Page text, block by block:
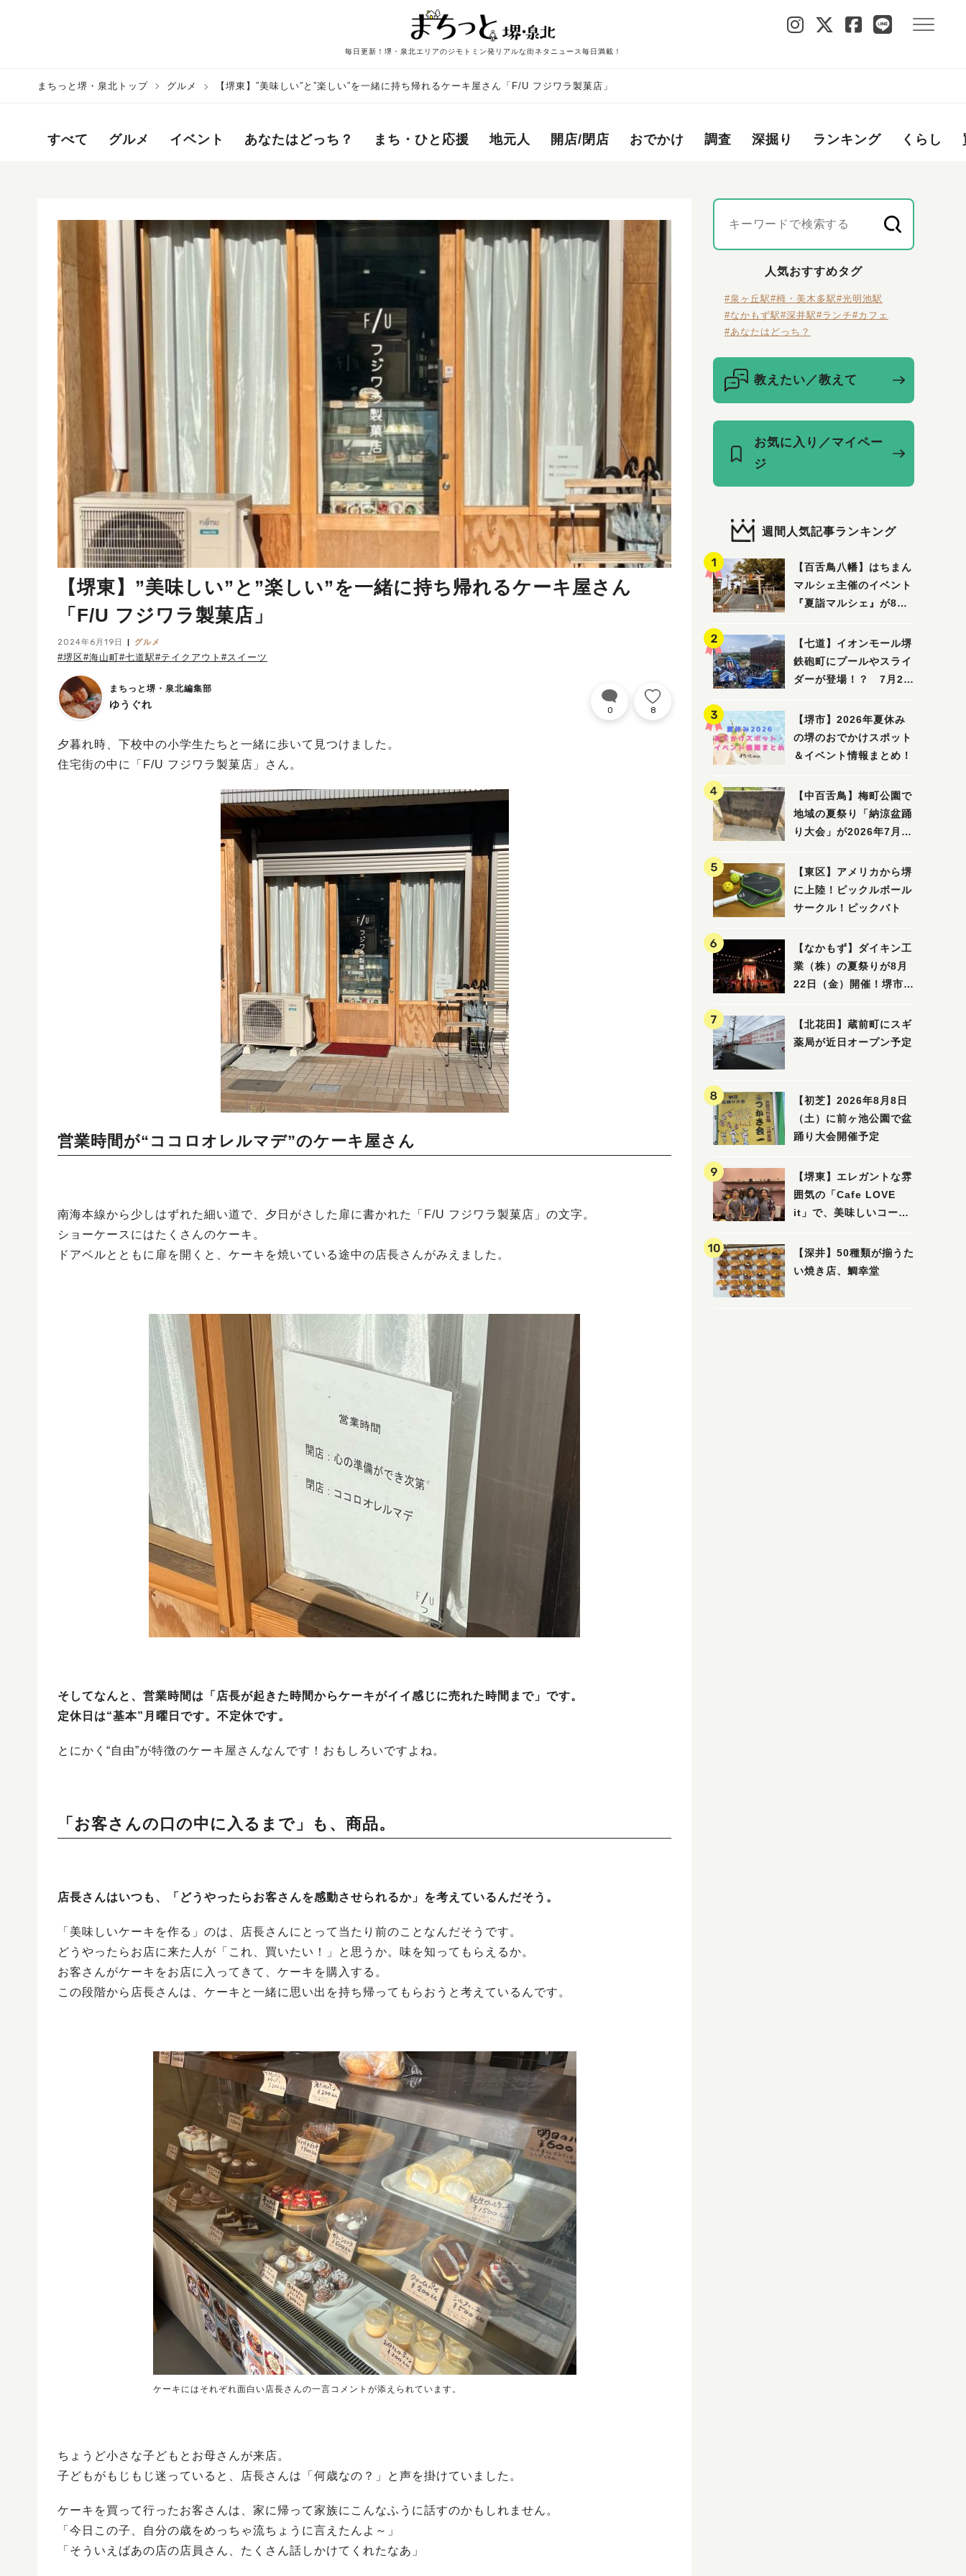
毎日更新！堺・泉北エリアのジモトミン発リアルな街ネタニュース毎日満載！
まちっと堺・泉北トップ グルメ 【堺東】”美味しい”と”楽しい”を一緒に持ち帰れるケーキ屋さん「F/U フジワラ製菓店」
すべて グルメ イベント あなたはどっち？ まち・ひと応援 地元人 開店/閉店 おでかけ 調査 深掘り ランキング くらし
【堺東】”美味しい”と”楽しい”を一緒に持ち帰れるケーキ屋さん
「F/U フジワラ製菓店」
2024年6月19日 グルメ
#堺区#海山町#七道駅#テイクアウト #スイーツ
まちっと堺・泉北編集部
ゆうぐれ 0 8
夕暮れ時、下校中の小学生たちと一緒に歩いて見つけました。
住宅街の中に「F/U フジワラ製菓店」さん。
営業時間が“ココロオレルマデ”のケーキ屋さん
南海本線から少しはずれた細い道で、夕日がさした扉に書かれた「F/U フジワラ製菓店」の文字。
ショーケースにはたくさんのケーキ。
ドアベルとともに扉を開くと、ケーキを焼いている途中の店長さんがみえました。
そしてなんと、営業時間は「店長が起きた時間からケーキがイイ感じに売れた時間まで」です。
定休日は“基本”月曜日です。不定休です。
とにかく“自由”が特徴のケーキ屋さんなんです！おもしろいですよね。
「お客さんの口の中に入るまで」も、商品。
店長さんはいつも、「どうやったらお客さんを感動させられるか」を考えているんだそう。
「美味しいケーキを作る」のは、店長さんにとって当たり前のことなんだそうです。
どうやったらお店に来た人が「これ、買いたい！」と思うか。味を知ってもらえるか。
お客さんがケーキをお店に入ってきて、ケーキを購入する。
この段階から店長さんは、ケーキと一緒に思い出を持ち帰ってもらおうと考えているんです。
ケーキにはそれぞれ面白い店長さんの一言コメントが添えられています。
ちょうど小さな子どもとお母さんが来店。
子どもがもじもじ迷っていると、店長さんは「何歳なの？」と声を掛けていました。
ケーキを買って行ったお客さんは、家に帰って家族にこんなふうに話すのかもしれません。
「今日この子、自分の歳をめっちゃ流ちょうに言えたんよ～」
「そういえばあの店の店員さん、たくさん話しかけてくれたなあ」
人気おすすめタグ
#泉ヶ丘駅#栂・美木多駅#光明池駅
#なかもず駅#深井駅#ランチ#カフェ
#あなたはどっち？
教えたい／教えて
お気に入り／マイペー
ジ
週間人気記事ランキング
【百舌鳥八幡】はちまん
マルシェ主催のイベント
『夏詣マルシェ』が8月2
【七道】イオンモール堺
鉄砲町にプールやスライ
ダーが登場！？ 7月25
「赤レンガ広場 Kid's
Water PARK 2026」が
開催
【堺市】2026年夏休み
の堺のおでかけスポット
＆イベント情報まとめ！
【中百舌鳥】梅町公園で
地域の夏祭り「納涼盆踊
り大会」が2026年7月26
【東区】アメリカから堺
に上陸！ピックルボール
サークル！ピックバト
【なかもず】ダイキン工
業（株）の夏祭りが8月
22日（金）開催！堺市北
納涼祭
【北花田】蔵前町にスギ
薬局が近日オープン予定
【初芝】2026年8月8日
（土）に前ヶ池公園で盆
踊り大会開催予定
【堺東】エレガントな雰
囲気の「Cafe LOVE
it」で、美味しいコーヒ
【深井】50種類が揃うた
い焼き店、鯛幸堂